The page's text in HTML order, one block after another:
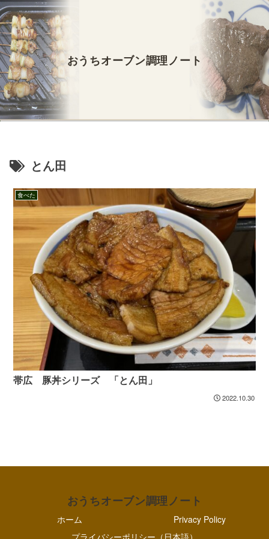
おうちオーブン調理ノート
とん田
食べた
帯広 豚丼シリーズ 「とん田」
2022.10.30
おうちオーブン調理ノート
ホーム
Privacy Policy
プライバシーポリシー（日本語）